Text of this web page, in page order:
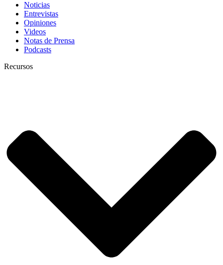
Noticias
Entrevistas
Opiniones
Videos
Notas de Prensa
Podcasts
Recursos